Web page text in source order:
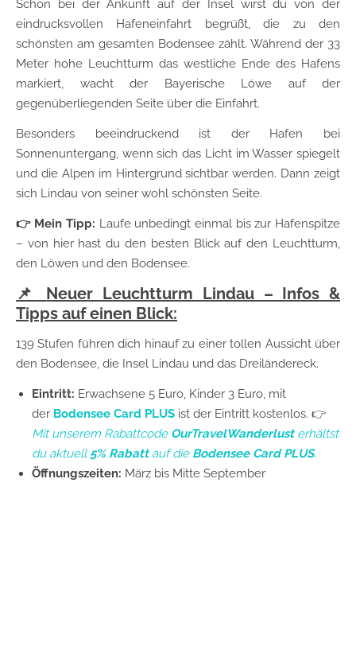
Schon bei der Ankunft auf der Insel wirst du von der
eindrucksvollen Hafeneinfahrt begrüßt, die zu den
schönsten am gesamten Bodensee zählt. Während der 33
Meter hohe Leuchtturm das westliche Ende des Hafens
markiert, wacht der Bayerische Löwe auf der
gegenüberliegenden Seite über die Einfahrt.
Besonders beeindruckend ist der Hafen bei
Sonnenuntergang, wenn sich das Licht im Wasser spiegelt
und die Alpen im Hintergrund sichtbar werden. Dann zeigt
sich Lindau von seiner wohl schönsten Seite.
👉 Mein Tipp: Laufe unbedingt einmal bis zur Hafenspitze
– von hier hast du den besten Blick auf den Leuchtturm,
den Löwen und den Bodensee.
📌
Neuer Leuchtturm Lindau – Infos &
Tipps auf einen Blick:
139 Stufen führen dich hinauf zu einer tollen Aussicht über
den Bodensee, die Insel Lindau und das Dreiländereck.
Eintritt: Erwachsene 5 Euro, Kinder 3 Euro, mit
der Bodensee Card PLUS ist der Eintritt kostenlos. 👉
Mit unserem Rabattcode OurTravelWanderlusterhältst
du aktuell 5% Rabattauf die Bodensee Card PLUS.
Öffnungszeiten: März bis Mitte September